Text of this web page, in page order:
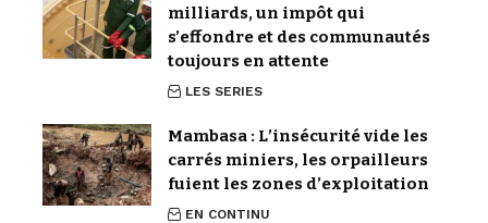
milliards, un impôt qui
s’effondre et des communautés
toujours en attente
LES SERIES
Mambasa : L’insécurité vide les
carrés miniers, les orpailleurs
fuient les zones d’exploitation
EN CONTINU